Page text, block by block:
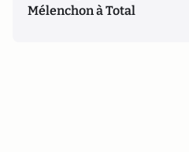
Mélenchon à Total